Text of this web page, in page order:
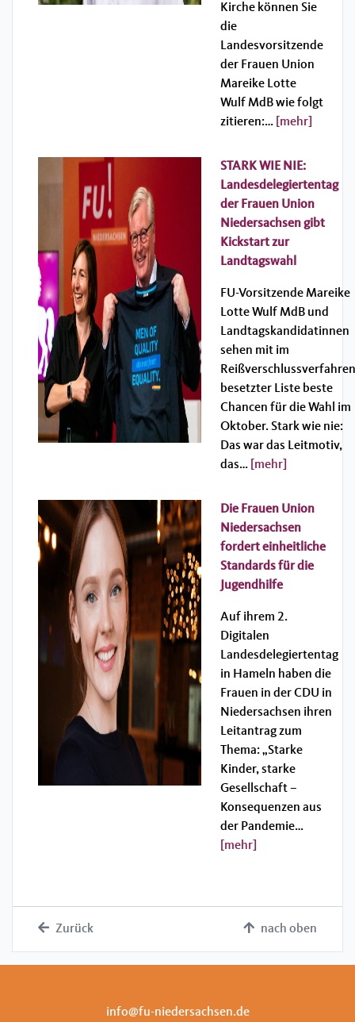
Kirche können Sie
die
Landesvorsitzende
der Frauen Union
Mareike Lotte
Wulf MdB wie folgt
zitieren:… [mehr]
STARK WIE NIE:
Landesdelegiertentag
der Frauen Union
Niedersachsen gibt
Kickstart zur
Landtagswahl
FU-Vorsitzende Mareike
Lotte Wulf MdB und
Landtagskandidatinnen
sehen mit im
Reißverschlussverfahren
besetzter Liste beste
Chancen für die Wahl im
Oktober. Stark wie nie:
Das war das Leitmotiv,
das… [mehr]
Die Frauen Union
Niedersachsen
fordert einheitliche
Standards für die
Jugendhilfe
Auf ihrem 2.
Digitalen
Landesdelegiertentag
in Hameln haben die
Frauen in der CDU in
Niedersachsen ihren
Leitantrag zum
Thema: „Starke
Kinder, starke
Gesellschaft –
Konsequenzen aus
der Pandemie…
[mehr]
Zurück nach oben
info@fu-niedersachsen.de